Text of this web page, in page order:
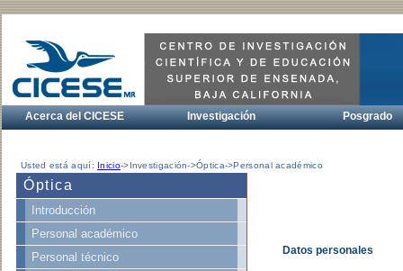
Acerca del CICESE Investigación Posgrado
Usted está aquí: Inicio->Investigación->Óptica->Personal académico
Óptica
Introducción
Personal académico
Personal técnico
Datos personales